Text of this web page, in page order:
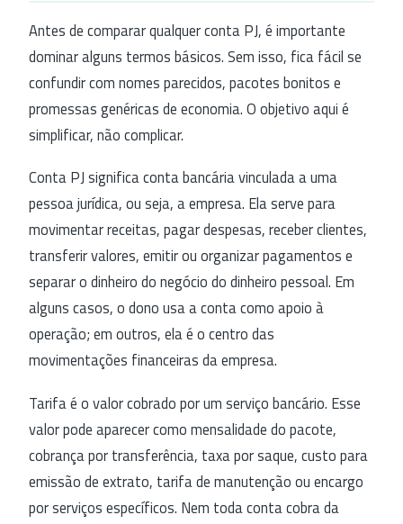
Antes de comparar qualquer conta PJ, é importante
dominar alguns termos básicos. Sem isso, fica fácil se
confundir com nomes parecidos, pacotes bonitos e
promessas genéricas de economia. O objetivo aqui é
simplificar, não complicar.
Conta PJ significa conta bancária vinculada a uma
pessoa jurídica, ou seja, a empresa. Ela serve para
movimentar receitas, pagar despesas, receber clientes,
transferir valores, emitir ou organizar pagamentos e
separar o dinheiro do negócio do dinheiro pessoal. Em
alguns casos, o dono usa a conta como apoio à
operação; em outros, ela é o centro das
movimentações financeiras da empresa.
Tarifa é o valor cobrado por um serviço bancário. Esse
valor pode aparecer como mensalidade do pacote,
cobrança por transferência, taxa por saque, custo para
emissão de extrato, tarifa de manutenção ou encargo
por serviços específicos. Nem toda conta cobra da